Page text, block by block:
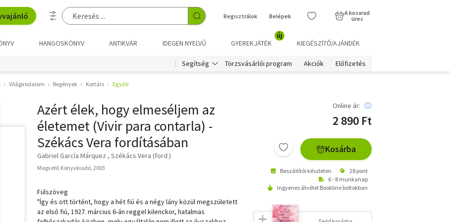
Regisztrálok Belépek
A kosarad
üres
HANGOSKÖNYV ANTIKVÁR IDEGEN NYELVŰ GYEREKJÁTÉK
új
KIEGÉSZÍTŐ/AJÁNDÉK
Segítség Törzsvásárlói program Akciók Előfizetés
Világirodalom Regények Kortárs Egyéb
Azért élek, hogy elmeséljem az
életemet (Vivir para contarla) -
Székács Vera fordításában
Gabriel García Márquez Székács Vera (ford.)
Magvető Könyvkiadó, 2003
Fülszöveg
"Így és ott történt, hogy a hét fiú és a négy lány közül megszületett
az első fiú, 1927. március 6-án reggel kilenckor, hatalmas
Online ár:
2 890 Ft
Kosárba
Beszállítói készleten
28 pont
6 - 8 munkanap
Ingyenes átvétel Bookline boltokban